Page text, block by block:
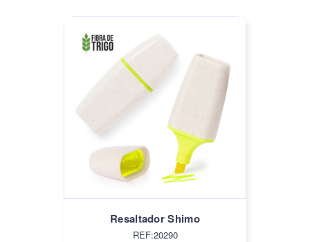
Resaltador Shimo
REF:20290